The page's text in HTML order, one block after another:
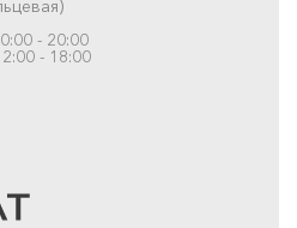
- 20:00
- 18:00